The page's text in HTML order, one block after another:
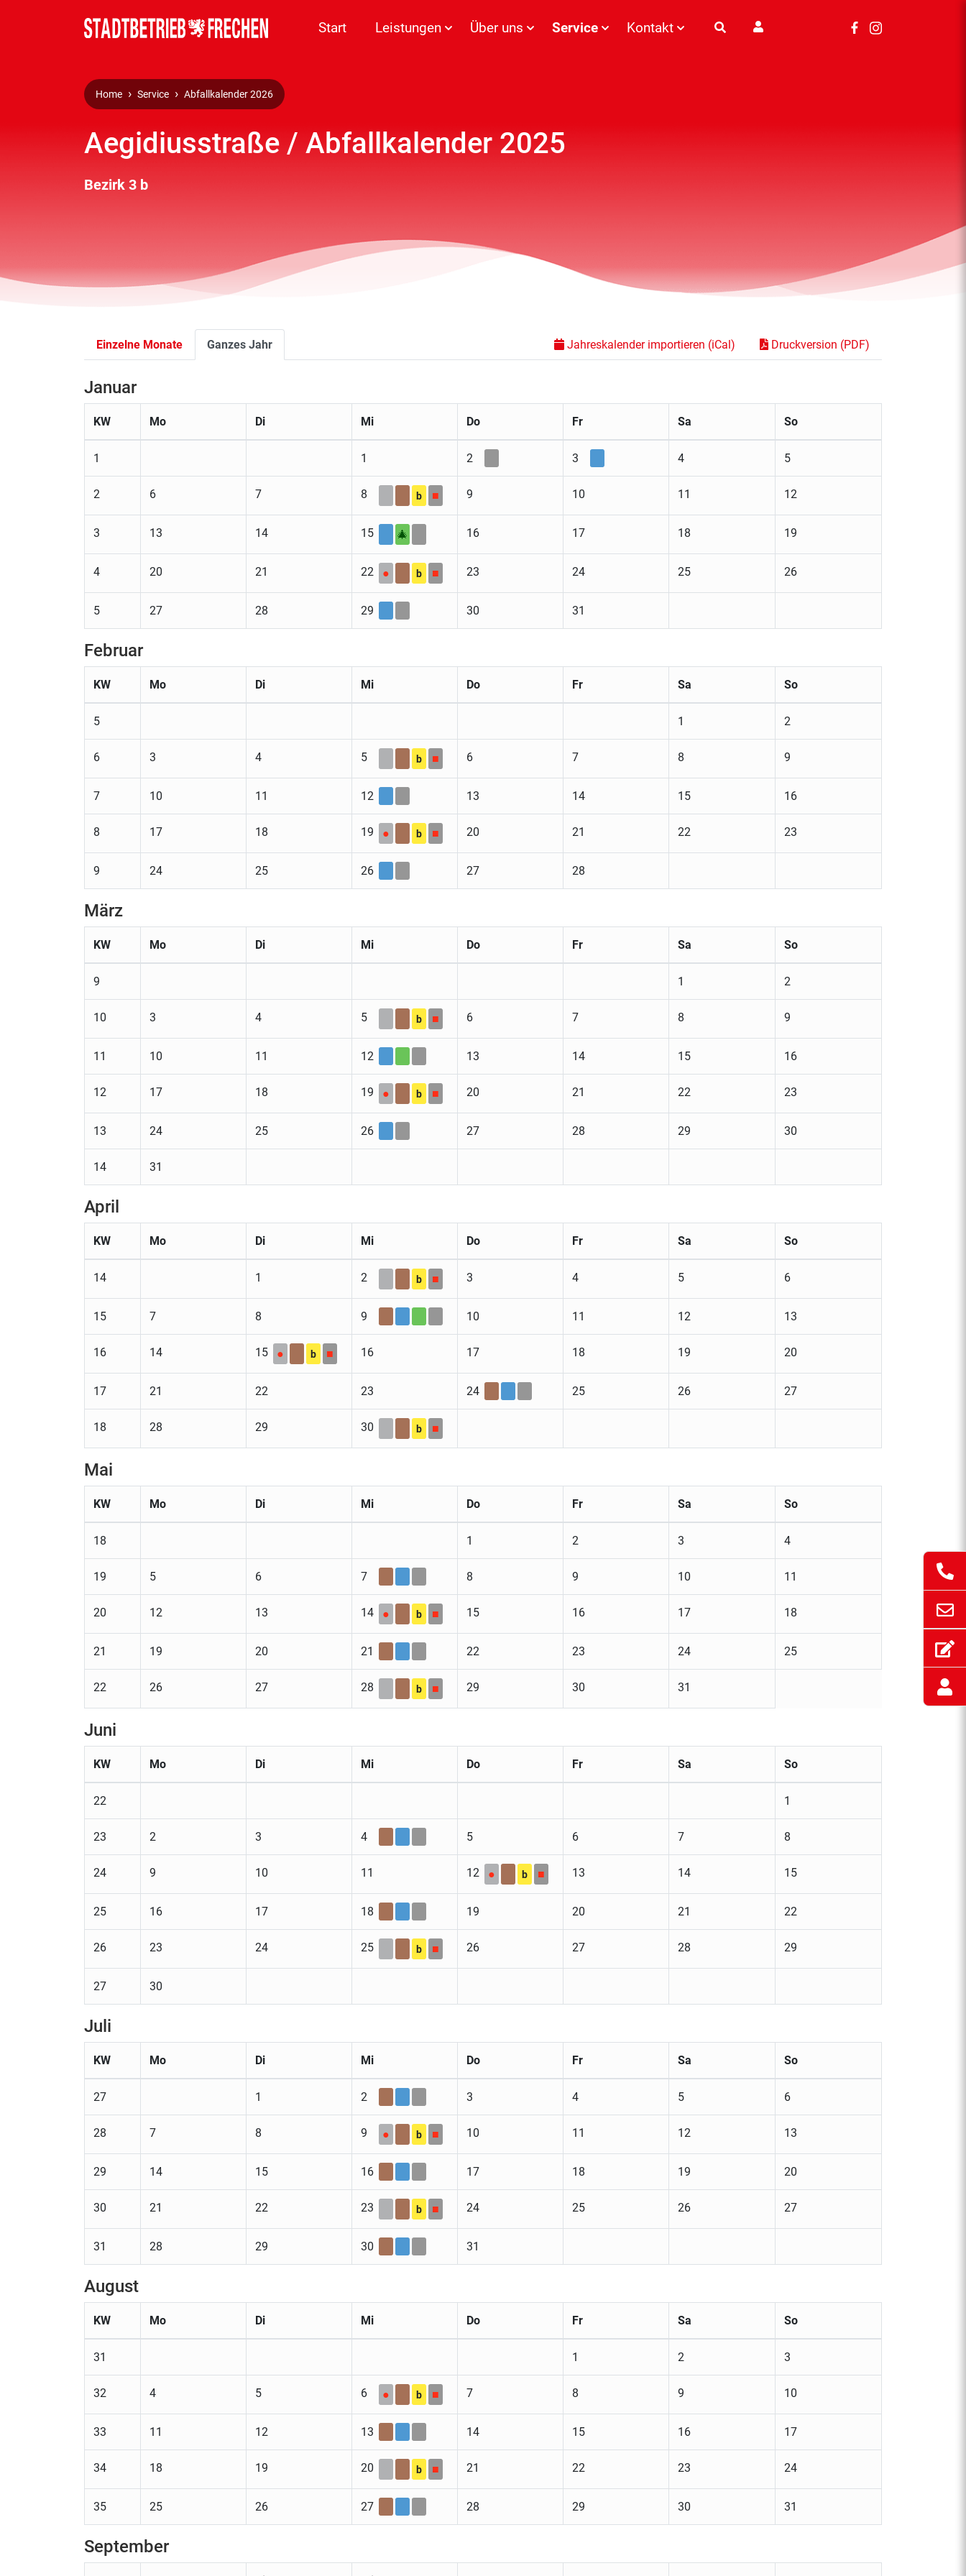
Start Leistungen Über uns Service Kontakt
Home Service Abfallkalender 2026
Aegidiusstraße / Abfallkalender 2025
Bezirk 3 b
Einzelne Monate Ganzes Jahr Jahreskalender importieren (iCal) Druckversion (PDF)
Januar
KW Mo Di Mi Do Fr Sa So
1 1 2 3 4 5
2 6 7 8 b ■ 9 10 11 12
3 13 14 15 🎄 16 17 18 19
4 20 21 22 ● b ■ 23 24 25 26
5 27 28 29 30 31
Februar
KW Mo Di Mi Do Fr Sa So
5 1 2
6 3 4 5 b ■ 6 7 8 9
7 10 11 12 13 14 15 16
8 17 18 19 ● b ■ 20 21 22 23
9 24 25 26 27 28
März
KW Mo Di Mi Do Fr Sa So
9 1 2
10 3 4 5 b ■ 6 7 8 9
11 10 11 12 13 14 15 16
12 17 18 19 ● b ■ 20 21 22 23
13 24 25 26 27 28 29 30
14 31
April
KW Mo Di Mi Do Fr Sa So
14 1 2 b ■ 3 4 5 6
15 7 8 9 10 11 12 13
16 14 15 ● b ■ 16 17 18 19 20
17 21 22 23 24 25 26 27
18 28 29 30 b ■
Mai
KW Mo Di Mi Do Fr Sa So
18 1 2 3 4
19 5 6 7 8 9 10 11
20 12 13 14 ● b ■ 15 16 17 18
21 19 20 21 22 23 24 25
22 26 27 28 b ■ 29 30 31
Juni
KW Mo Di Mi Do Fr Sa So
22 1
23 2 3 4 5 6 7 8
24 9 10 11 12 ● b ■ 13 14 15
25 16 17 18 19 20 21 22
26 23 24 25 b ■ 26 27 28 29
27 30
Juli
KW Mo Di Mi Do Fr Sa So
27 1 2 3 4 5 6
28 7 8 9 ● b ■ 10 11 12 13
29 14 15 16 17 18 19 20
30 21 22 23 b ■ 24 25 26 27
31 28 29 30 31
August
KW Mo Di Mi Do Fr Sa So
31 1 2 3
32 4 5 6 ● b ■ 7 8 9 10
33 11 12 13 14 15 16 17
34 18 19 20 b ■ 21 22 23 24
35 25 26 27 28 29 30 31
September